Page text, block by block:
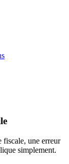
fiscale, une erreur
simplement.